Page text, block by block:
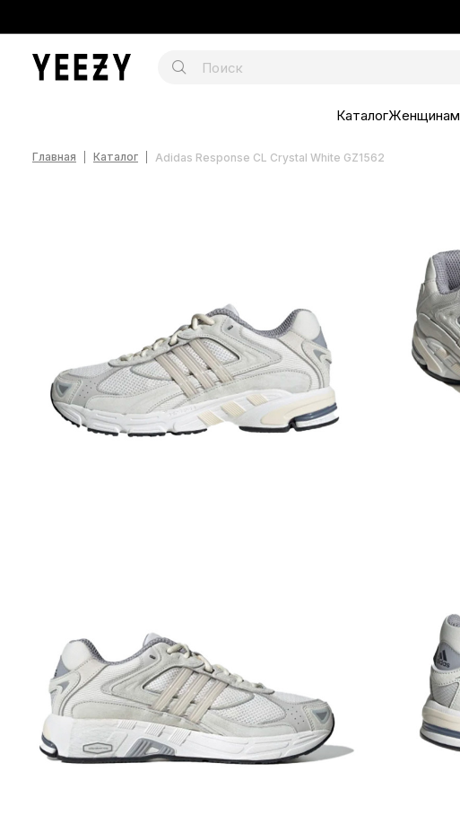
КаталогЖенщинам
Главная Каталог Adidas Response CL Crystal White GZ1562